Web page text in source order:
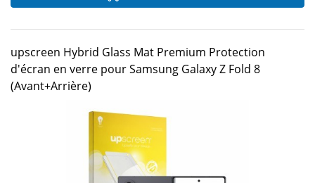
upscreen Hybrid Glass Mat Premium Protection
d'écran en verre pour Samsung Galaxy Z Fold 8
(Avant+Arrière)